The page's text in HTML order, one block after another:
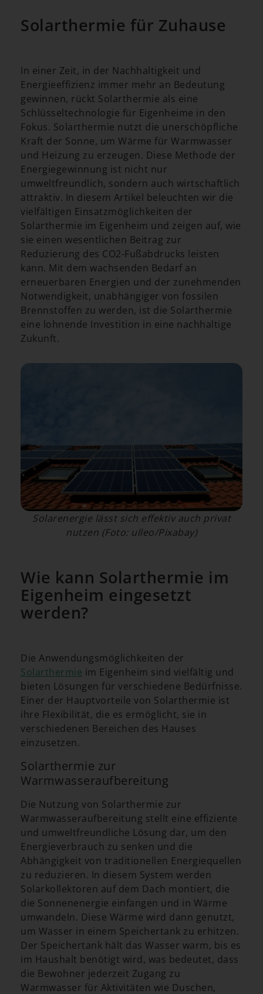
Solarthermie für Zuhause
In einer Zeit, in der Nachhaltigkeit und
Energieeffizienz immer mehr an Bedeutung
gewinnen, rückt Solarthermie als eine
Schlüsseltechnologie für Eigenheime in den
Fokus. Solarthermie nutzt die unerschöpfliche
Kraft der Sonne, um Wärme für Warmwasser
und Heizung zu erzeugen. Diese Methode der
Energiegewinnung ist nicht nur
umweltfreundlich, sondern auch wirtschaftlich
attraktiv. In diesem Artikel beleuchten wir die
vielfältigen Einsatzmöglichkeiten der
Solarthermie im Eigenheim und zeigen auf, wie
sie einen wesentlichen Beitrag zur
Reduzierung des CO2-Fußabdrucks leisten
kann. Mit dem wachsenden Bedarf an
erneuerbaren Energien und der zunehmenden
Notwendigkeit, unabhängiger von fossilen
Brennstoffen zu werden, ist die Solarthermie
eine lohnende Investition in eine nachhaltige
Zukunft.
Solarenergie lässt sich effektiv auch privat
nutzen (Foto: ulleo/Pixabay)
Wie kann Solarthermie im
Eigenheim eingesetzt
werden?
Die Anwendungsmöglichkeiten der
Solarthermie im Eigenheim sind vielfältig und
bieten Lösungen für verschiedene Bedürfnisse.
Einer der Hauptvorteile von Solarthermie ist
ihre Flexibilität, die es ermöglicht, sie in
verschiedenen Bereichen des Hauses
einzusetzen.
Solarthermie zur
Warmwasseraufbereitung
Die Nutzung von Solarthermie zur
Warmwasseraufbereitung stellt eine effiziente
und umweltfreundliche Lösung dar, um den
Energieverbrauch zu senken und die
Abhängigkeit von traditionellen Energiequellen
zu reduzieren. In diesem System werden
Solarkollektoren auf dem Dach montiert, die
die Sonnenenergie einfangen und in Wärme
umwandeln. Diese Wärme wird dann genutzt,
um Wasser in einem Speichertank zu erhitzen.
Der Speichertank hält das Wasser warm, bis es
im Haushalt benötigt wird, was bedeutet, dass
die Bewohner jederzeit Zugang zu
Warmwasser für Aktivitäten wie Duschen,